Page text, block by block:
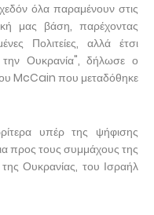
όλα παραμένουν στις
μας βάση, παρέχοντας
Πολιτείες, αλλά έτσι
Ουκρανία", δήλωσε ο
McCain που μεταδόθηκε
υπέρ της ψήφισης
προς τους συμμάχους της
Ουκρανίας, του Ισραήλ